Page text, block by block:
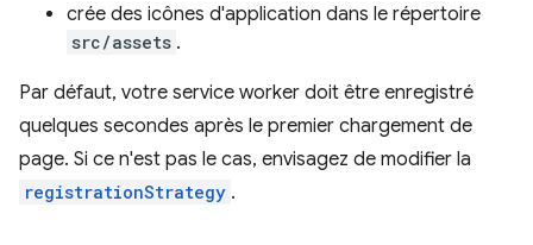
crée des icônes d'application dans le répertoire
src/assets .
Par défaut, votre service worker doit être enregistré
quelques secondes après le premier chargement de
page. Si ce n'est pas le cas, envisagez de modifier la
registrationStrategy .